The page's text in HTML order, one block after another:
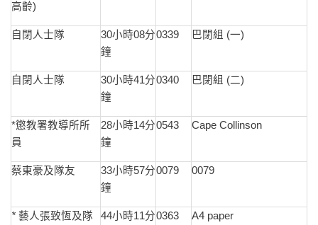
高齡)
自閉人士隊
30小時08分
鐘
0339 巴閉組 (一)
自閉人士隊
30小時41分
鐘
0340 巴閉組 (二)
*懲教署教導所所
員
28小時14分
鐘
0543 Cape Collinson
蔡東豪及隊友
33小時57分
鐘
0079 0079
* 藝人張致恆及隊
44小時11分0363 A4 paper